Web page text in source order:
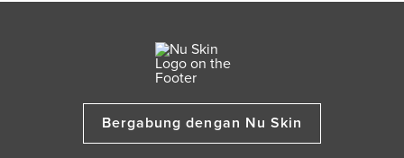
Bergabung dengan Nu Skin